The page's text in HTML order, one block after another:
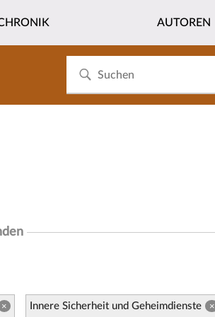
AUTOREN
× Innere Sicherheit und Geheimdienste ×